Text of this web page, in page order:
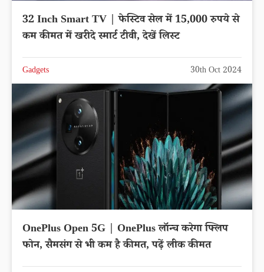
32 Inch Smart TV | फेस्टिव सेल में 15,000 रुपये से
कम कीमत में खरीदे स्मार्ट टीवी, देखें लिस्ट
Gadgets 30th Oct 2024
OnePlus Open 5G | OnePlus लॉन्च करेगा फ्लिप
फोन, सैमसंग से भी कम है कीमत, पढ़ें लीक कीमत